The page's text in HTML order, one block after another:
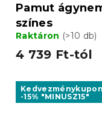
Pamut
színes
Raktáron (>10 db)
4 739 Ft-tól
Kedvezménykupon
-15% "MINUSZ15"